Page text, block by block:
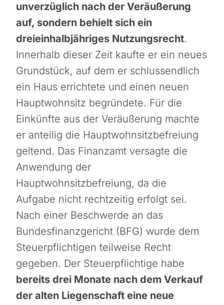
unverzüglich nach der Veräußerung
auf, sondern behielt sich ein
dreieinhalbjähriges Nutzungsrecht.
Innerhalb dieser Zeit kaufte er ein neues
Grundstück, auf dem er schlussendlich
ein Haus errichtete und einen neuen
Hauptwohnsitz begründete. Für die
Einkünfte aus der Veräußerung machte
er anteilig die Hauptwohnsitzbefreiung
geltend. Das Finanzamt versagte die
Anwendung der
Hauptwohnsitzbefreiung, da die
Aufgabe nicht rechtzeitig erfolgt sei.
Nach einer Beschwerde an das
Bundesfinanzgericht (BFG) wurde dem
Steuerpflichtigen teilweise Recht
gegeben. Der Steuerpflichtige habe
bereits drei Monate nach dem Verkauf
der alten Liegenschaft eine neue